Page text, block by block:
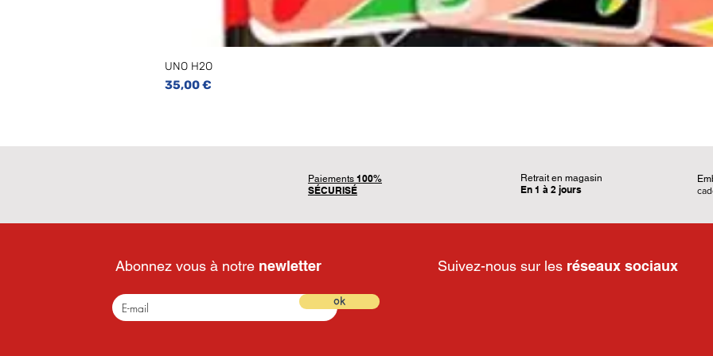
UNO H2O
Prix
35,00 €
Paiements 100%
SÉCURISÉ
Retrait en magasin
En 1 à 2 jours
Suivez-nous sur les réseaux sociaux
ok
Abonnez vous à notre newletter